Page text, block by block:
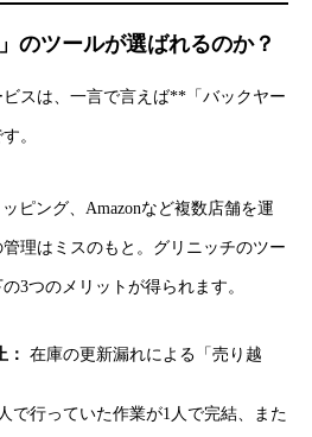
のツールが選ばれるのか？
スは、一言で言えば**「バックヤー
。
ピング、Amazonなど複数店舗を運
理はミスのもと。グリニッチのツー
3つのメリットが得られます。
： 在庫の更新漏れによる「売り越
で行っていた作業が1人で完結、また